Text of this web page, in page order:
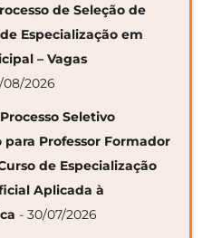
de Seleção de
Especialização em
– Vagas
08/2026
Seletivo
Professor Formador
de Especialização
Aplicada à
- 30/07/2026